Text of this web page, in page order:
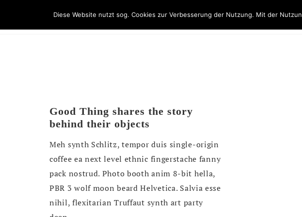
STARTSEITE GALERIE VITA
Good Thing shares the story
behind their objects
Meh synth Schlitz, tempor duis single-origin
coffee ea next level ethnic fingerstache fanny
pack nostrud. Photo booth anim 8-bit hella,
PBR 3 wolf moon beard Helvetica. Salvia esse
nihil, flexitarian Truffaut synth art party
Diese Website nutzt sog. Cookies zur Verbesserung der Nutzung. Mit der